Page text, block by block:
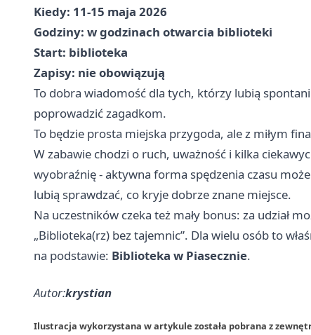
Kiedy: 11-15 maja 2026
Godziny: w godzinach otwarcia biblioteki
Start: biblioteka
Zapisy: nie obowiązują
To dobra wiadomość dla tych, którzy lubią
poprowadzić zagadkom.
To będzie prosta miejska przygoda, ale z miłym
W zabawie chodzi o ruch, uważność i kilka
wyobraźnię - aktywna forma spędzenia czasu
lubią sprawdzać, co kryje dobrze znane miejsce.
Na uczestników czeka też mały bonus: za udział
„Biblioteka(rz) bez tajemnic”. Dla wielu osób to
na podstawie: Biblioteka w Piasecznie.
Autor:krystian
Ilustracja wykorzystana w artykule została pobrana z